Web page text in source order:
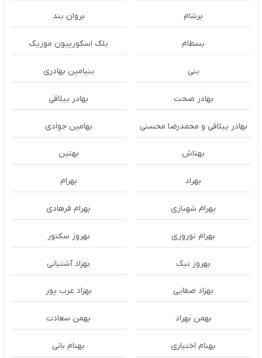
برشام بروان بند
بسطام بلک اسکورپیون موزیک
بنی بنیامین بهادری
بهادر صحت بهادر ییلاقی
بهادر ییلاقی و محمدرضا محسنی بهامین جوادی
بهتاش بهتین
بهراد بهرام
بهرام شهبازی بهرام فرهادی
بهرام نوروزی بهروز سکتور
بهروز نیک بهزاد آشتیانی
بهزاد صفایی بهزاد عرب پور
بهمن بهراد بهمن سعادت
بهنام اختیاری بهنام بانی